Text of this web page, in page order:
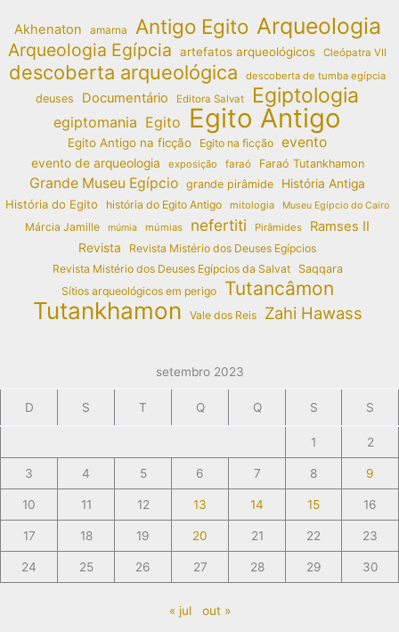
Akhenaton amarna Antigo Egito Arqueologia
Arqueologia Egípcia artefatos arqueológicos Cleópatra VII
descoberta arqueológica descoberta de tumba egípcia
deuses Documentário Editora Salvat Egiptologia
egiptomania Egito Egito Antigo
Egito Antigo na ficção Egito na ficção evento
evento de arqueologia exposição faraó Faraó Tutankhamon
Grande Museu Egípcio grande pirâmide
História Antiga
História do Egito
história do Egito Antigo mitologia Museu Egípcio do Cairo
Márcia Jamille múmia múmias nefertiti Pirâmides Ramses II
Revista
Revista Mistério dos Deuses Egípcios
Revista Mistério dos Deuses Egípcios da Salvat
Saqqara
Sítios arqueológicos em perigo
Tutancâmon
Tutankhamon Vale dos Reis Zahi Hawass
setembro 2023
D S T Q Q S S
1 2
3 4 5 6 7 8 9
10 11 12 13 14 15 16
17 18 19 20 21 22 23
24 25 26 27 28 29 30
« jul out »